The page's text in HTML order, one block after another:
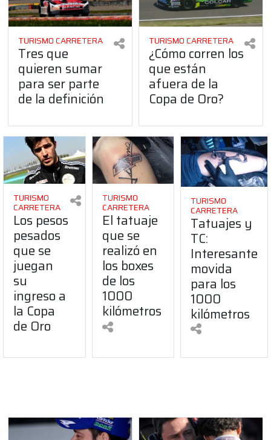
TURISMO CARRETERA
Tres que
quieren sumar
para ser parte
de la definición
TURISMO CARRETERA
¿Cómo corren los
que están
afuera de la
Copa de Oro?
TURISMO
CARRETERA
Los pesos
pesados
que se
juegan
su
ingreso a
la Copa
de Oro
TURISMO
CARRETERA
El tatuaje
que se
realizó en
los boxes
de los
1000
kilómetros
TURISMO
CARRETERA
Tatuajes y
TC:
Interesante
movida
para los
1000
kilómetros